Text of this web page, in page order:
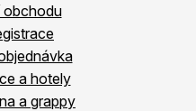
obchodu
a hotely
a grappy